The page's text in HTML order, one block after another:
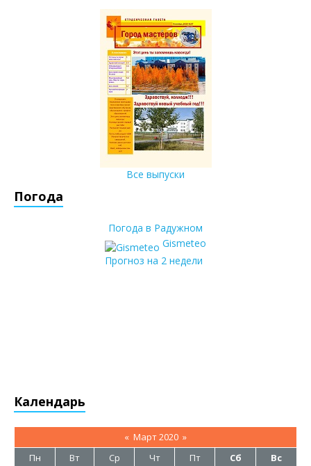
Все выпуски
Погода
Погода в Радужном
Gismeteo
Прогноз на 2 недели
Календарь
« Март 2020 »
Пн
Вт Ср Чт Пт Сб Вс